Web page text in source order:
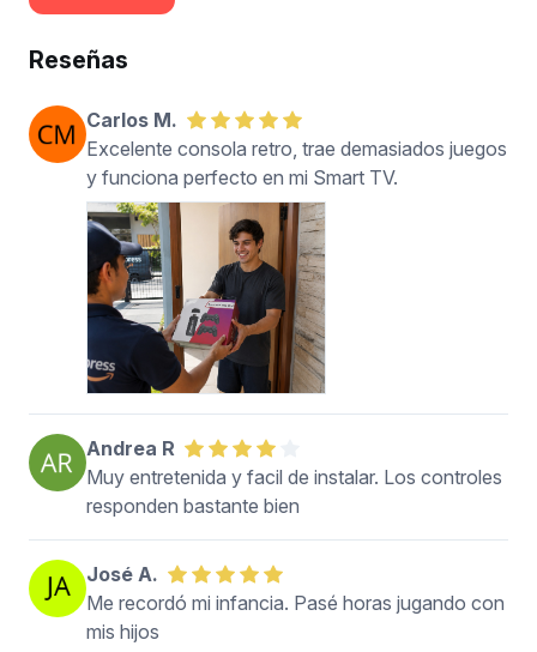
Reseñas
Carlos M.
Excelente consola retro, trae demasiados juegos
y funciona perfecto en mi Smart TV.
Andrea R
Muy entretenida y facil de instalar. Los controles
responden bastante bien
José A.
Me recordó mi infancia. Pasé horas jugando con
mis hijos